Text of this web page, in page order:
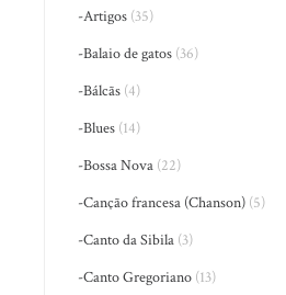
-Artigos (35)
-Balaio de gatos (36)
-Bálcãs (4)
-Blues (14)
-Bossa Nova (22)
-Canção francesa (Chanson) (5)
-Canto da Sibila (3)
-Canto Gregoriano (13)